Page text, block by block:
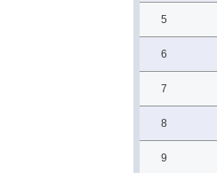
5
6
7
8
9